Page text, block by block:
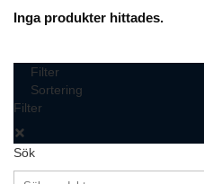
Inga produkter hittades.
Filter
Sortering
Filter
Sök